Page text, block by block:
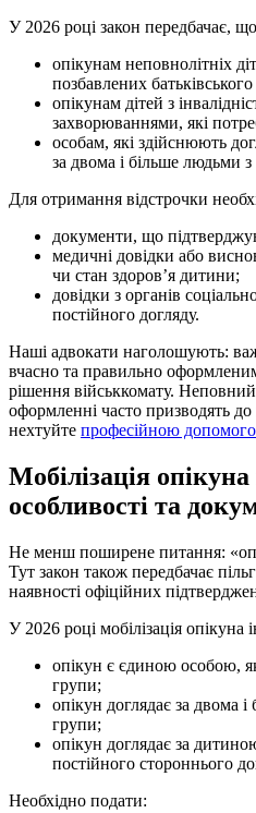
У 2026 році закон передбачає,
опікунам неповнолітніх
позбавлених
опікунам дітей з
захворюваннями, які
особам, які здійснюють
за двома і більше людьми з
Для отримання відстрочки
документи, що
медичні довідки або
чи стан здоров’я дитини;
довідки з органів
постійного догляду.
Наші адвокати наголошують:
вчасно та правильно
рішення військкомату.
оформленні часто призводять
нехтуйте професійною
Мобілізація опікуна
особливості та
Не менш поширене питання:
Тут закон також передбачає
наявності офіційних
У 2026 році мобілізація
опікун є єдиною особою,
групи;
опікун доглядає за двома і
групи;
опікун доглядає за
постійного стороннього
Необхідно подати: